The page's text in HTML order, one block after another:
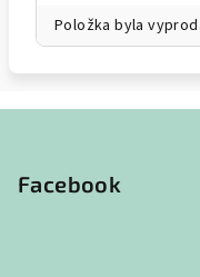
Položka byla
Facebook